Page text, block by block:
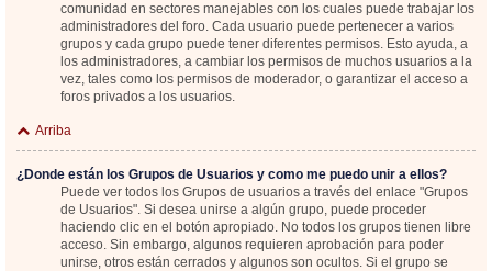
comunidad en sectores manejables con los cuales puede trabajar los
administradores del foro. Cada usuario puede pertenecer a varios
grupos y cada grupo puede tener diferentes permisos. Esto ayuda, a
los administradores, a cambiar los permisos de muchos usuarios a la
vez, tales como los permisos de moderador, o garantizar el acceso a
foros privados a los usuarios.
Arriba
¿Donde están los Grupos de Usuarios y como me puedo unir a ellos?
Puede ver todos los Grupos de usuarios a través del enlace "Grupos
de Usuarios". Si desea unirse a algún grupo, puede proceder
haciendo clic en el botón apropiado. No todos los grupos tienen libre
acceso. Sin embargo, algunos requieren aprobación para poder
unirse, otros están cerrados y algunos son ocultos. Si el grupo se